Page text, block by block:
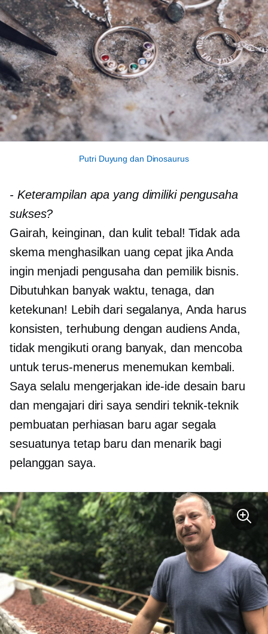
Putri Duyung dan Dinosaurus
-Keterampilan apa yang dimiliki pengusaha
sukses?
Gairah, keinginan, dan kulit tebal! Tidak ada
skema menghasilkan uang cepat jika Anda
ingin menjadi pengusaha dan pemilik bisnis.
Dibutuhkan banyak waktu, tenaga, dan
ketekunan! Lebih dari segalanya, Anda harus
konsisten, terhubung dengan audiens Anda,
tidak mengikuti orang banyak, dan mencoba
untuk terus-menerus menemukan kembali.
Saya selalu mengerjakan ide-ide desain baru
dan mengajari diri saya sendiri teknik-teknik
pembuatan perhiasan baru agar segala
sesuatunya tetap baru dan menarik bagi
pelanggan saya.